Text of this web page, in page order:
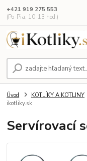
+421 919 275 553
(Po-Pia, 10-13 hod.)
Úvod KOTLÍKY A KOTLINY
ikotliky.sk
Servírovací